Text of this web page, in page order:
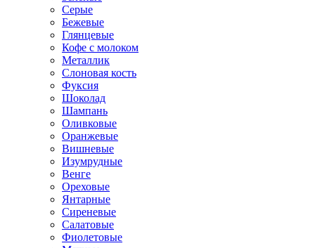
Серые
Бежевые
Глянцевые
Кофе с молоком
Металлик
Слоновая кость
Фуксия
Шоколад
Шампань
Оливковые
Оранжевые
Вишневые
Изумрудные
Венге
Ореховые
Янтарные
Сиреневые
Салатовые
Фиолетовые